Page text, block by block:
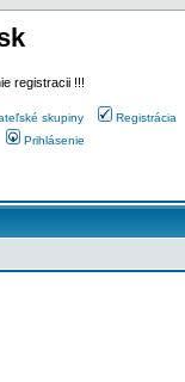
registracii !!!
skupiny
Registrácia
Prihlásenie